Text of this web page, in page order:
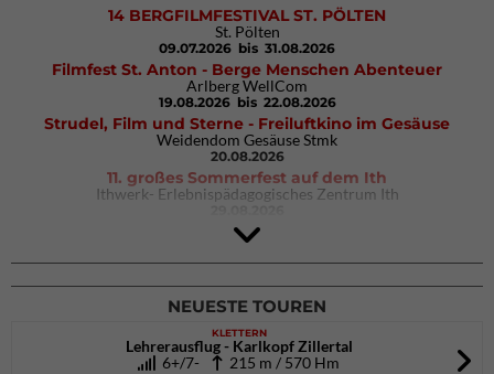
14 BERGFILMFESTIVAL ST. PÖLTEN
St. Pölten
09.07.2026 bis 31.08.2026
Filmfest St. Anton - Berge Menschen Abenteuer
Arlberg WellCom
19.08.2026 bis 22.08.2026
Strudel, Film und Sterne - Freiluftkino im Gesäuse
Weidendom Gesäuse Stmk
20.08.2026
11. großes Sommerfest auf dem Ith
Ithwerk- Erlebnispädagogisches Zentrum Ith
4Blocs KIDS 2026
DAV Kletter- & Boulderzentrum München Süd (Thalkirchen)
26.09.2026
NEUESTE TOUREN
KLETTERN
Lehrerausflug - Karlkopf Zillertal
6+/7-
215 m / 570 Hm